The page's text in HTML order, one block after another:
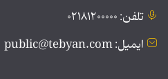
تلفن: ۰۲۱۸۱۲۰۰۰۰۰
ایمیل: public@tebyan.com